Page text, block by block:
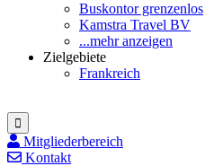
Buskontor grenzenlos
Kamstra Travel BV
...mehr anzeigen
Zielgebiete
Frankreich
Mitgliederbereich
Kontakt